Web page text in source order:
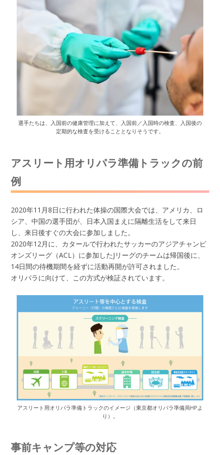
選手たちは、入国前の健康管理に加えて、入国前／入国時の検査、入国後の
定期的な検査を受けることとなりそうです。
アスリート用オリパラ準備トラックの前
例
2020年11月8日に行われた体操の国際大会では、アメリカ、ロ
シア、中国の選手団が、日本入国まえに隔離生活をして来日
し、来日後すぐの大会に参加しました。
2020年12月に、カタールで行われたサッカーのアジアチャンピ
オンズリーグ（ACL）に参加したJリーグのチームは帰国後に、
14日間の待機期間を経ずに活動再開が許可されました。
オリパラに向けて、この方式が検証されています。
アスリート用オリパラ準備トラックのイメージ（東京都オリパラ準備局HPよ
り）。
事前キャンプ等の対応